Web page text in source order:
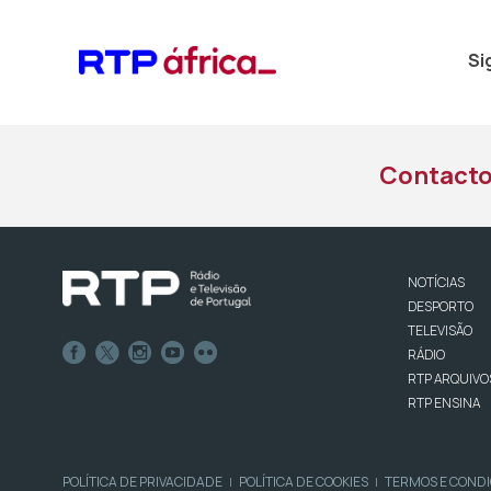
NOTÍCIAS
DESPORTO
TELEVISÃO
RÁDIO
RTP
RTP ENSINA
POLÍTICA DE PRIVACIDADE | POLÍTICA DE COOKIES | TERMOS E